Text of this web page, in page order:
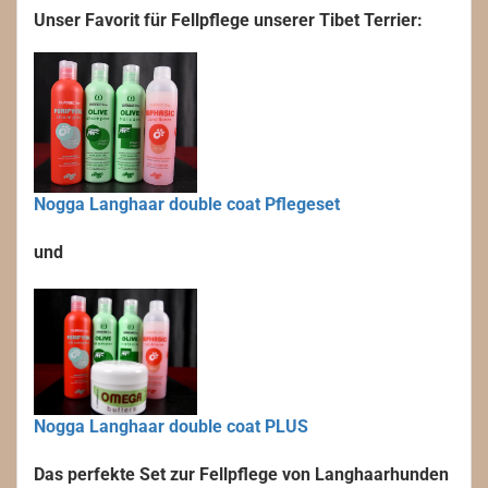
Unser Favorit für Fellpflege unserer Tibet Terrier:
Nogga Langhaar double coat Pflegeset
und
Nogga Langhaar double coat PLUS
Das perfekte Set zur Fellpflege von Langhaarhunden